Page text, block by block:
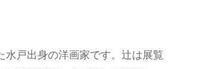
戸出身の洋画家です。辻は展覧